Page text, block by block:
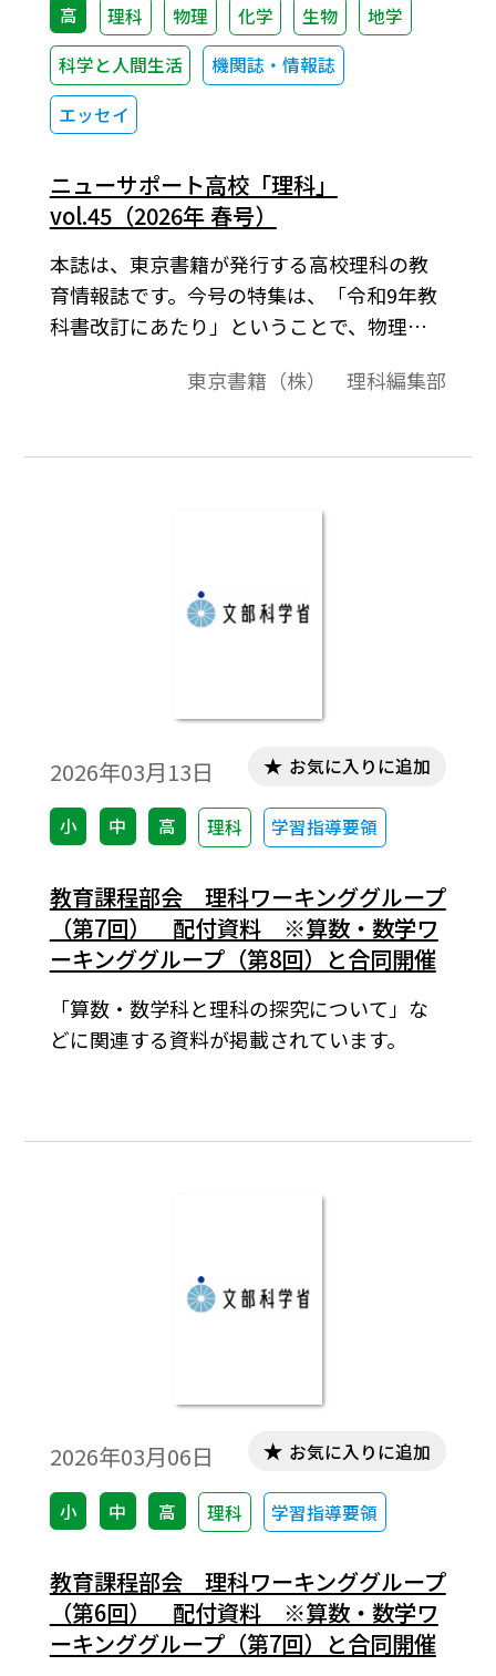
高 理科 物理 化学 生物
地学
科学と人間生活
機関誌・情報誌
エッセイ
ニューサポート高校「理科」
vol.45（2026年 春号）
本誌は、東京書籍が発行する高校理科の教
育情報誌です。今号の特集は、「令和9年教
科書改訂にあたり」ということで、物理、
を特集しました。また、特集2では、毎年、
業でどのように取り上げていったらよい
生方で行った座談会の模様をお伝えします。
を利用した教材作成と活用を物理を事例に
お伝えします。特集１ 令和9年教科書改訂
ーター、higgstan.com） 有機化合物の不飽
和度について 卜部庸（上宮太子高等学
校） お待たせしました『改訂 生物』『スタ
ンダード生物』 東京書籍理科編集部生物
チーム特集２ 田部眞哉 先生のための生
物教室近年の生物教育を考える！ 東京書
籍理科編集部 シリーズ：看図アプローチで
授業を動かす③高校物理における看図アプ
ローチ実践―生成AIを利用した教材作成と活
用— 溝上 広樹（先生崇城大学総合教育セ
ンター）
東京書籍（株） 理科編集部
2026年03月13日
小 中 高 理科 学習指導要領
お気に入りに追加
教育課程部会 理科ワーキンググループ
（第7回） 配付資料 ※算数・数学ワ
ーキンググループ（第8回）と合同開催
「算数・数学科と理科の探究について」な
どに関連する資料が掲載されています。
2026年03月06日
小 中 高 理科 学習指導要領
お気に入りに追加
教育課程部会 理科ワーキンググループ
（第6回） 配付資料 ※算数・数学ワ
ーキンググループ（第7回）と合同開催